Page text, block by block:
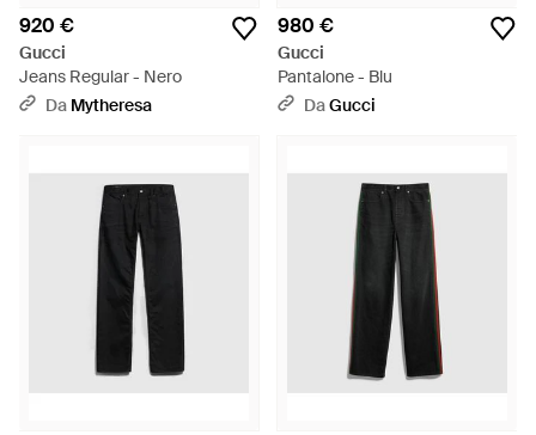
920 €
Gucci
Jeans Regular - Nero
Da Mytheresa
980 €
Gucci
Pantalone - Blu
DaGucci